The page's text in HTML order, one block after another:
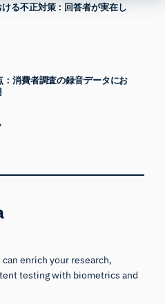
る不正対策：回答者が実在し
消費者調査の録音データにお
enrich your research,
testing with biometrics and